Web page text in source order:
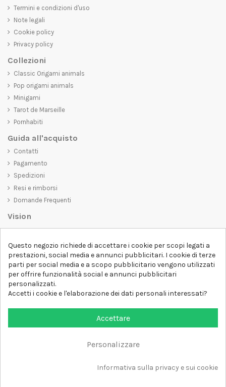
Termini e condizioni d'uso
Note legali
Cookie policy
Privacy policy
Collezioni
Classic Origami animals
Pop origami animals
Minigami
Tarot de Marseille
Pornhabiti
Guida all'acquisto
Contatti
Pagamento
Spedizioni
Resi e rimborsi
Domande Frequenti
Vision
belli da vedere, ma che trasmettano anche un messaggio importante.
Che siate alla ricerca di una t-shirt unica e di tendenza, di una felpa
comoda e accogliente o di un accessorio esclusivo,D-SHIRTha
qualcosa per tutti.
Follow us
Questo negozio richiede di accettare i cookie per scopi legati a
prestazioni, social media e annunci pubblicitari. I cookie di terze
parti per social media e a scopo pubblicitario vengono utilizzati
per offrire funzionalità social e annunci pubblicitari
personalizzati.
Accetti i cookie e l'elaborazione dei dati personali interessati?
Accettare
Personalizzare
Informativa sulla privacy e sui cookie